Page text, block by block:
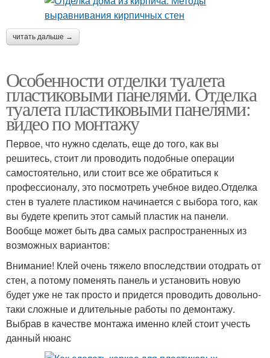
читать дальше →
Особенности отделки туалета
пластиковыми панелями. Отделка
туалета пластиковыми панелями:
видео по монтажу
Первое, что нужно сделать, еще до того, как вы
решитесь, стоит ли проводить подобные операции
самостоятельно, или стоит все же обратиться к
профессионалу, это посмотреть учебное видео.Отделка
стен в туалете пластиком начинается с выбора того, как
вы будете крепить этот самый пластик на панели.
Вообще может быть два самых распространенных из
возможных вариантов:
Внимание! Клей очень тяжело впоследствии отодрать от
стен, а потому поменять панель и установить новую
будет уже не так просто и придется проводить довольно-
таки сложные и длительные работы по демонтажу.
Выбрав в качестве монтажа именно клей стоит учесть
данный нюанс